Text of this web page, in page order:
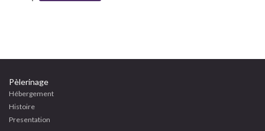
Pèlerinage
Hébergement
Histoire
Presentation